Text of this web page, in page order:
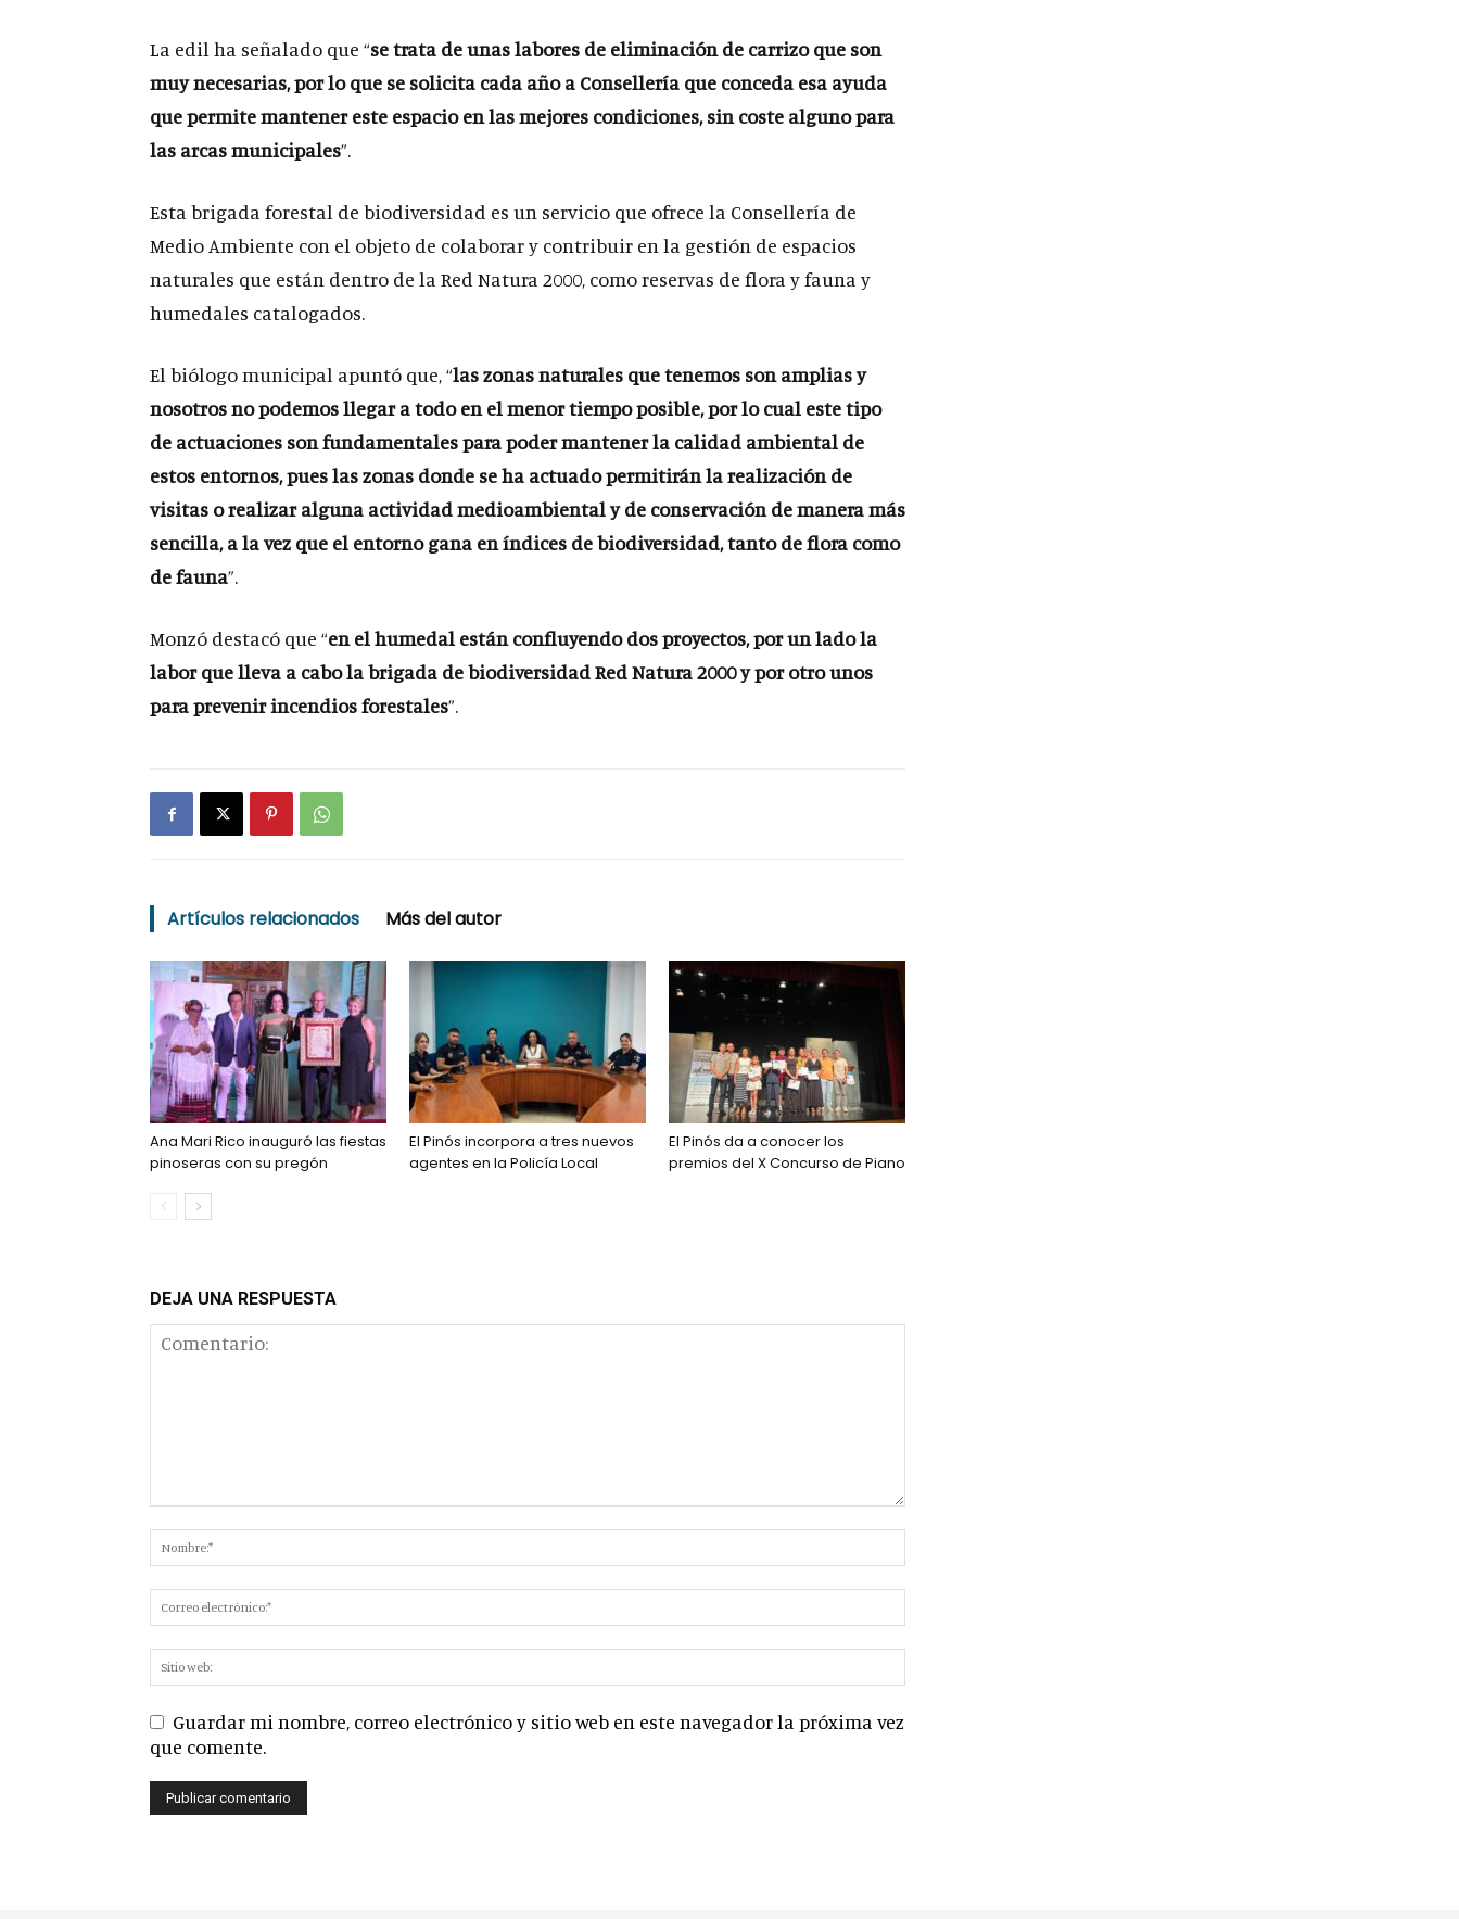
La edil ha señalado que “se trata de unas labores de eliminación de carrizo que son
muy necesarias, por lo que se solicita cada año a Consellería que conceda esa ayuda
que permite mantener este espacio en las mejores condiciones, sin coste alguno para
las arcas municipales”.
Esta brigada forestal de biodiversidad es un servicio que ofrece la Consellería de
Medio Ambiente con el objeto de colaborar y contribuir en la gestión de espacios
naturales que están dentro de la Red Natura 2000, como reservas de flora y fauna y
humedales catalogados.
El biólogo municipal apuntó que, “las zonas naturales que tenemos son amplias y
nosotros no podemos llegar a todo en el menor tiempo posible, por lo cual este tipo
de actuaciones son fundamentales para poder mantener la calidad ambiental de
estos entornos, pues las zonas donde se ha actuado permitirán la realización de
visitas o realizar alguna actividad medioambiental y de conservación de manera más
sencilla, a la vez que el entorno gana en índices de biodiversidad, tanto de flora como
de fauna”.
Monzó destacó que “en el humedal están confluyendo dos proyectos, por un lado la
labor que lleva a cabo la brigada de biodiversidad Red Natura 2000 y por otro unos
para prevenir incendios forestales”.
Artículos relacionados Más del autor
Ana Mari Rico inauguró las fiestas
pinoseras con su pregón
El Pinós incorpora a tres nuevos
agentes en la Policía Local
El Pinós da a conocer los
premios del X Concurso de Piano
DEJA UNA RESPUESTA
Guardar mi nombre, correo electrónico y sitio web en este navegador la próxima vez
que comente.